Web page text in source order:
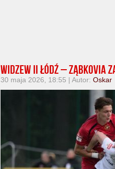
Widzew II Łódź – Ząbkovia
30 maja 2026, 18:55 | Autor: Oskar